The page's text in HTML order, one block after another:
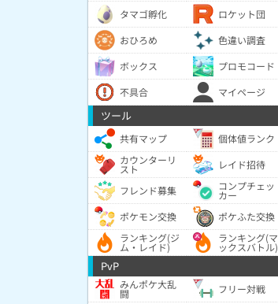
タマゴ孵化
ロケット団
おひろめ
色違い調査
ボックス
プロモコード
不具合
マイページ
ツール
共有マップ
個体値ランク
カウンターリ
スト
レイド招待
フレンド募集
コンプチェッ
カー
ポケモン交換
ポケふた交換
ランキング(ジ
ム・レイド)
ランキング(マ
ックスバトル)
PvP
みんポケ大乱
闘
フリー対戦